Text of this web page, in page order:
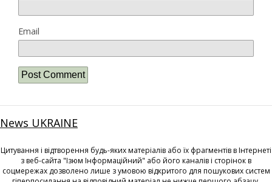
Email
News UKRAINE
Цитування і відтворення будь-яких матеріалів або їх фрагментів в Інтернеті
з веб-сайта "Ізюм Інформаційний" або його каналів і сторінок в
соцмережах дозволено лише з умовою відкритого для пошукових систем